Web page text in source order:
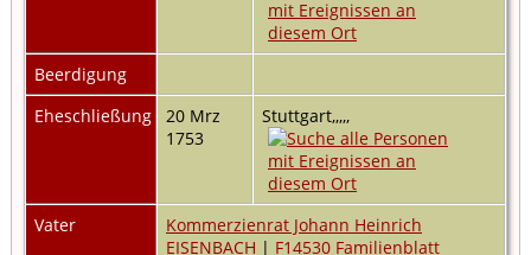
Beerdigung
Eheschließung
20 Mrz
1753
Stuttgart,,,,,
Vater
Kommerzienrat Johann Heinrich
EISENBACH | F14530 Familienblatt